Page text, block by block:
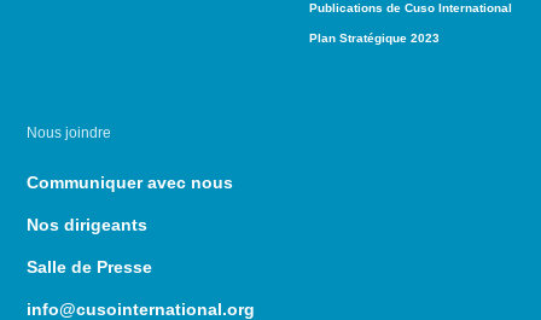
Publications de Cuso International
Plan Stratégique 2023
Nous joindre
Communiquer avec nous
Nos dirigeants
Salle de Presse
info@cusointernational.org